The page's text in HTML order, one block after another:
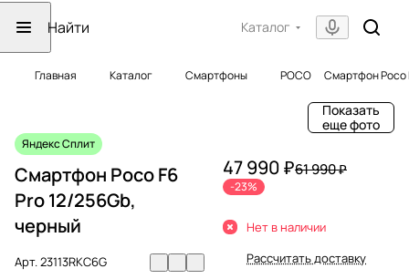
Каталог
Главная Каталог Смартфоны POCO Смартфон Poco
Показать
еще фото
Яндекс Сплит
Смартфон Poco F6
Pro 12/256Gb,
черный
Арт.23113RKC6G
47 990 ₽61 990 ₽
-23%
Нет в наличии
Рассчитать доставку